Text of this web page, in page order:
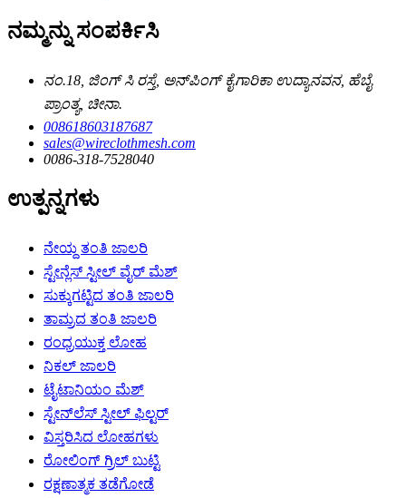
ನಮ್ಮನ್ನು ಸಂಪರ್ಕಿಸಿ
ನಂ.18, ಜಿಂಗ್ ಸಿ ರಸ್ತೆ, ಅನ್‌ಪಿಂಗ್ ಕೈಗಾರಿಕಾ ಉದ್ಯಾನವನ, ಹೆಬೈ
ಪ್ರಾಂತ್ಯ, ಚೀನಾ.
008618603187687
sales@wireclothmesh.com
0086-318-7528040
ಉತ್ಪನ್ನಗಳು
ನೇಯ್ದ ತಂತಿ ಜಾಲರಿ
ಸ್ಟೇನ್ಲೆಸ್ ಸ್ಟೀಲ್ ವೈರ್ ಮೆಶ್
ಸುಕ್ಕುಗಟ್ಟಿದ ತಂತಿ ಜಾಲರಿ
ತಾಮ್ರದ ತಂತಿ ಜಾಲರಿ
ರಂಧ್ರಯುಕ್ತ ಲೋಹ
ನಿಕಲ್ ಜಾಲರಿ
ಟೈಟಾನಿಯಂ ಮೆಶ್
ಸ್ಟೇನ್‌ಲೆಸ್ ಸ್ಟೀಲ್ ಫಿಲ್ಟರ್
ವಿಸ್ತರಿಸಿದ ಲೋಹಗಳು
ರೋಲಿಂಗ್ ಗ್ರಿಲ್ ಬುಟ್ಟಿ
ರಕ್ಷಣಾತ್ಮಕ ತಡೆಗೋಡೆ